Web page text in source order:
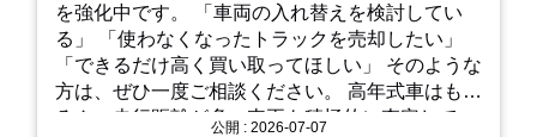
を強化中です。 「車両の入れ替えを検討してい
る」 「使わなくなったトラックを売却したい」
「できるだけ高く買い取ってほしい」 そのような
方は、ぜひ一度ご相談ください。 高年式車はもち
ろん、走行距離が多い車両も積極的に査定してい
公開 : 2026-07-07